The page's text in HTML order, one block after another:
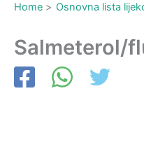
Home Osnovna lista
Salmeterol/